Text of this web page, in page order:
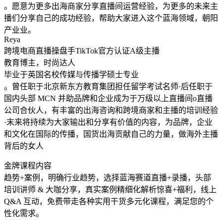
。愿意为更多出海商家分享直播间运营经验，为更多的未来主
播们分享自己的成功经验，帮助大家进入这个蓝海领域，朝阳
产业业。
Reya
跨境电商直播操盘手TikTok官方认证A级主播
教育博主，时尚达人
毕业于英国名校传媒与传播学硕士专业
。曾任职于北京新东方教育集团担任留学考试名师·后任职于
国内头部 MCN 并助品牌和企业成为于万级以上直播间o直播
公司合伙人，有丰富的出海咨询和跨境商家和主播的培训经验
·末来将持续为大家输出和分享有价值的内容，为品牌，企业
和文化在国际的传播，国货出海贡献自己的力量，做海外主播
背后的女人
金牌课程内容
趋势+案例，明确行业趋势，选择蓝海赛道直播+录播，头部
培训讲师 & 大咖分享，真实案例精细化解析惊喜+福利，线上
Q&A 互动，免费带走各种实用干货多元化课程，满足您的个
性化需求。